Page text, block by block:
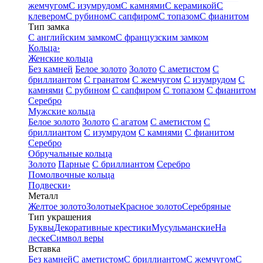
жемчугомС изумрудомС камнямиС керамикойС
клеверомС рубиномС сапфиромС топазомС фианитом
Тип замка
С английским замкомС французским замком
Кольца›
Женские кольца
Без камней Белое золото Золото С аметистом С
бриллиантом С гранатом С жемчугом С изумрудом С
камнями С рубином С сапфиром С топазом С фианитом
Серебро
Мужские кольца
Белое золото Золото С агатом С аметистом С
бриллиантом С изумрудом С камнями С фианитом
Серебро
Обручальные кольца
Золото Парные С бриллиантом Серебро
Помолвочные кольца
Подвески›
Металл
Желтое золотоЗолотыеКрасное золотоСеребряные
Тип украшения
БуквыДекоративные крестикиМусульманскиеНа
лескеСимвол веры
Вставка
Без камнейС аметистомС бриллиантомС жемчугомС